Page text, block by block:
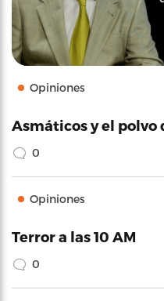
Opiniones
Asmáticos y el polvo
0
Opiniones
Terror a las 10 AM
0